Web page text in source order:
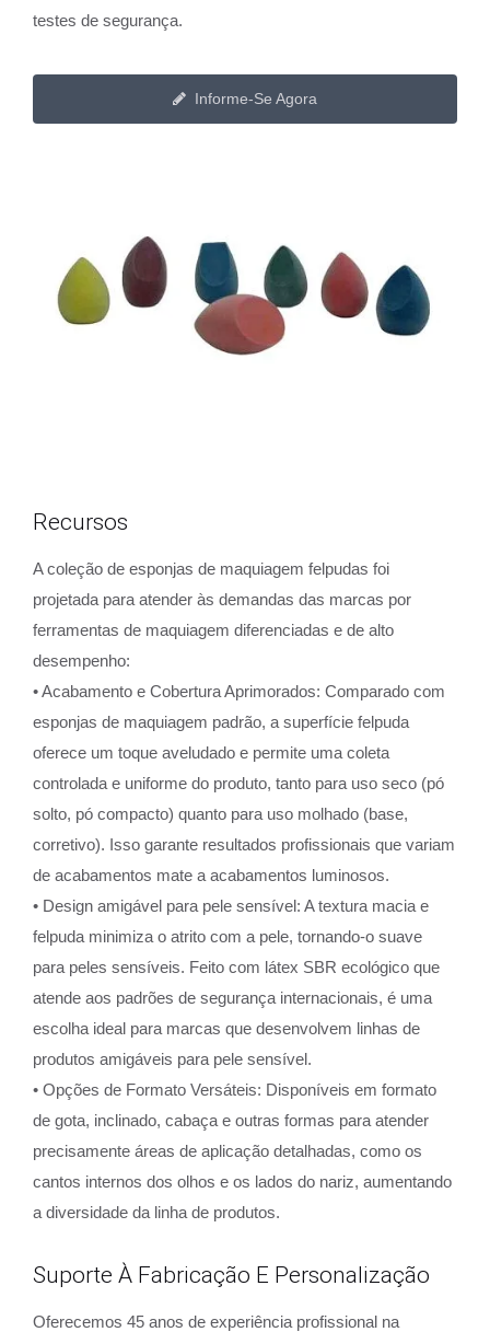
testes de segurança.
Informe-Se Agora
Recursos
A coleção de esponjas de maquiagem felpudas foi
projetada para atender às demandas das marcas por
ferramentas de maquiagem diferenciadas e de alto
desempenho:
• Acabamento e Cobertura Aprimorados: Comparado com
esponjas de maquiagem padrão, a superfície felpuda
oferece um toque aveludado e permite uma coleta
controlada e uniforme do produto, tanto para uso seco (pó
solto, pó compacto) quanto para uso molhado (base,
corretivo). Isso garante resultados profissionais que variam
de acabamentos mate a acabamentos luminosos.
• Design amigável para pele sensível: A textura macia e
felpuda minimiza o atrito com a pele, tornando-o suave
para peles sensíveis. Feito com látex SBR ecológico que
atende aos padrões de segurança internacionais, é uma
escolha ideal para marcas que desenvolvem linhas de
produtos amigáveis para pele sensível.
• Opções de Formato Versáteis: Disponíveis em formato
de gota, inclinado, cabaça e outras formas para atender
precisamente áreas de aplicação detalhadas, como os
cantos internos dos olhos e os lados do nariz, aumentando
a diversidade da linha de produtos.
Suporte À Fabricação E Personalização
Oferecemos 45 anos de experiência profissional na